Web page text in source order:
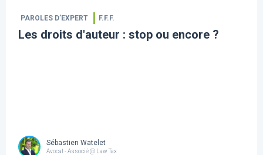
PAROLES D’EXPERT F.F.F.
Les droits d'auteur : stop ou encore ?
Sébastien Watelet
Avocat - Associé @ Law Tax